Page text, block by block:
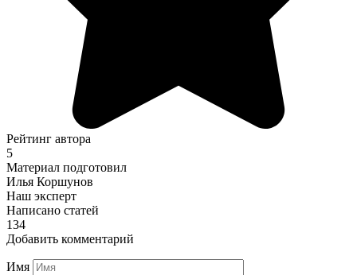
Рейтинг автора
5
Материал подготовил
Илья Коршунов
Наш эксперт
Написано статей
134
Добавить комментарий
Имя